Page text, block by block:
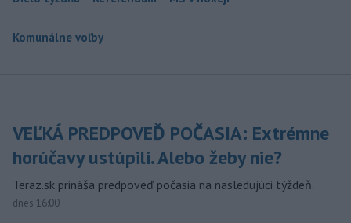
Komunálne voľby
VEĽKÁ PREDPOVEĎ POČASIA: Extrémne
horúčavy ustúpili. Alebo žeby nie?
Teraz.sk prináša predpoveď počasia na nasledujúci týždeň.
dnes 16:00